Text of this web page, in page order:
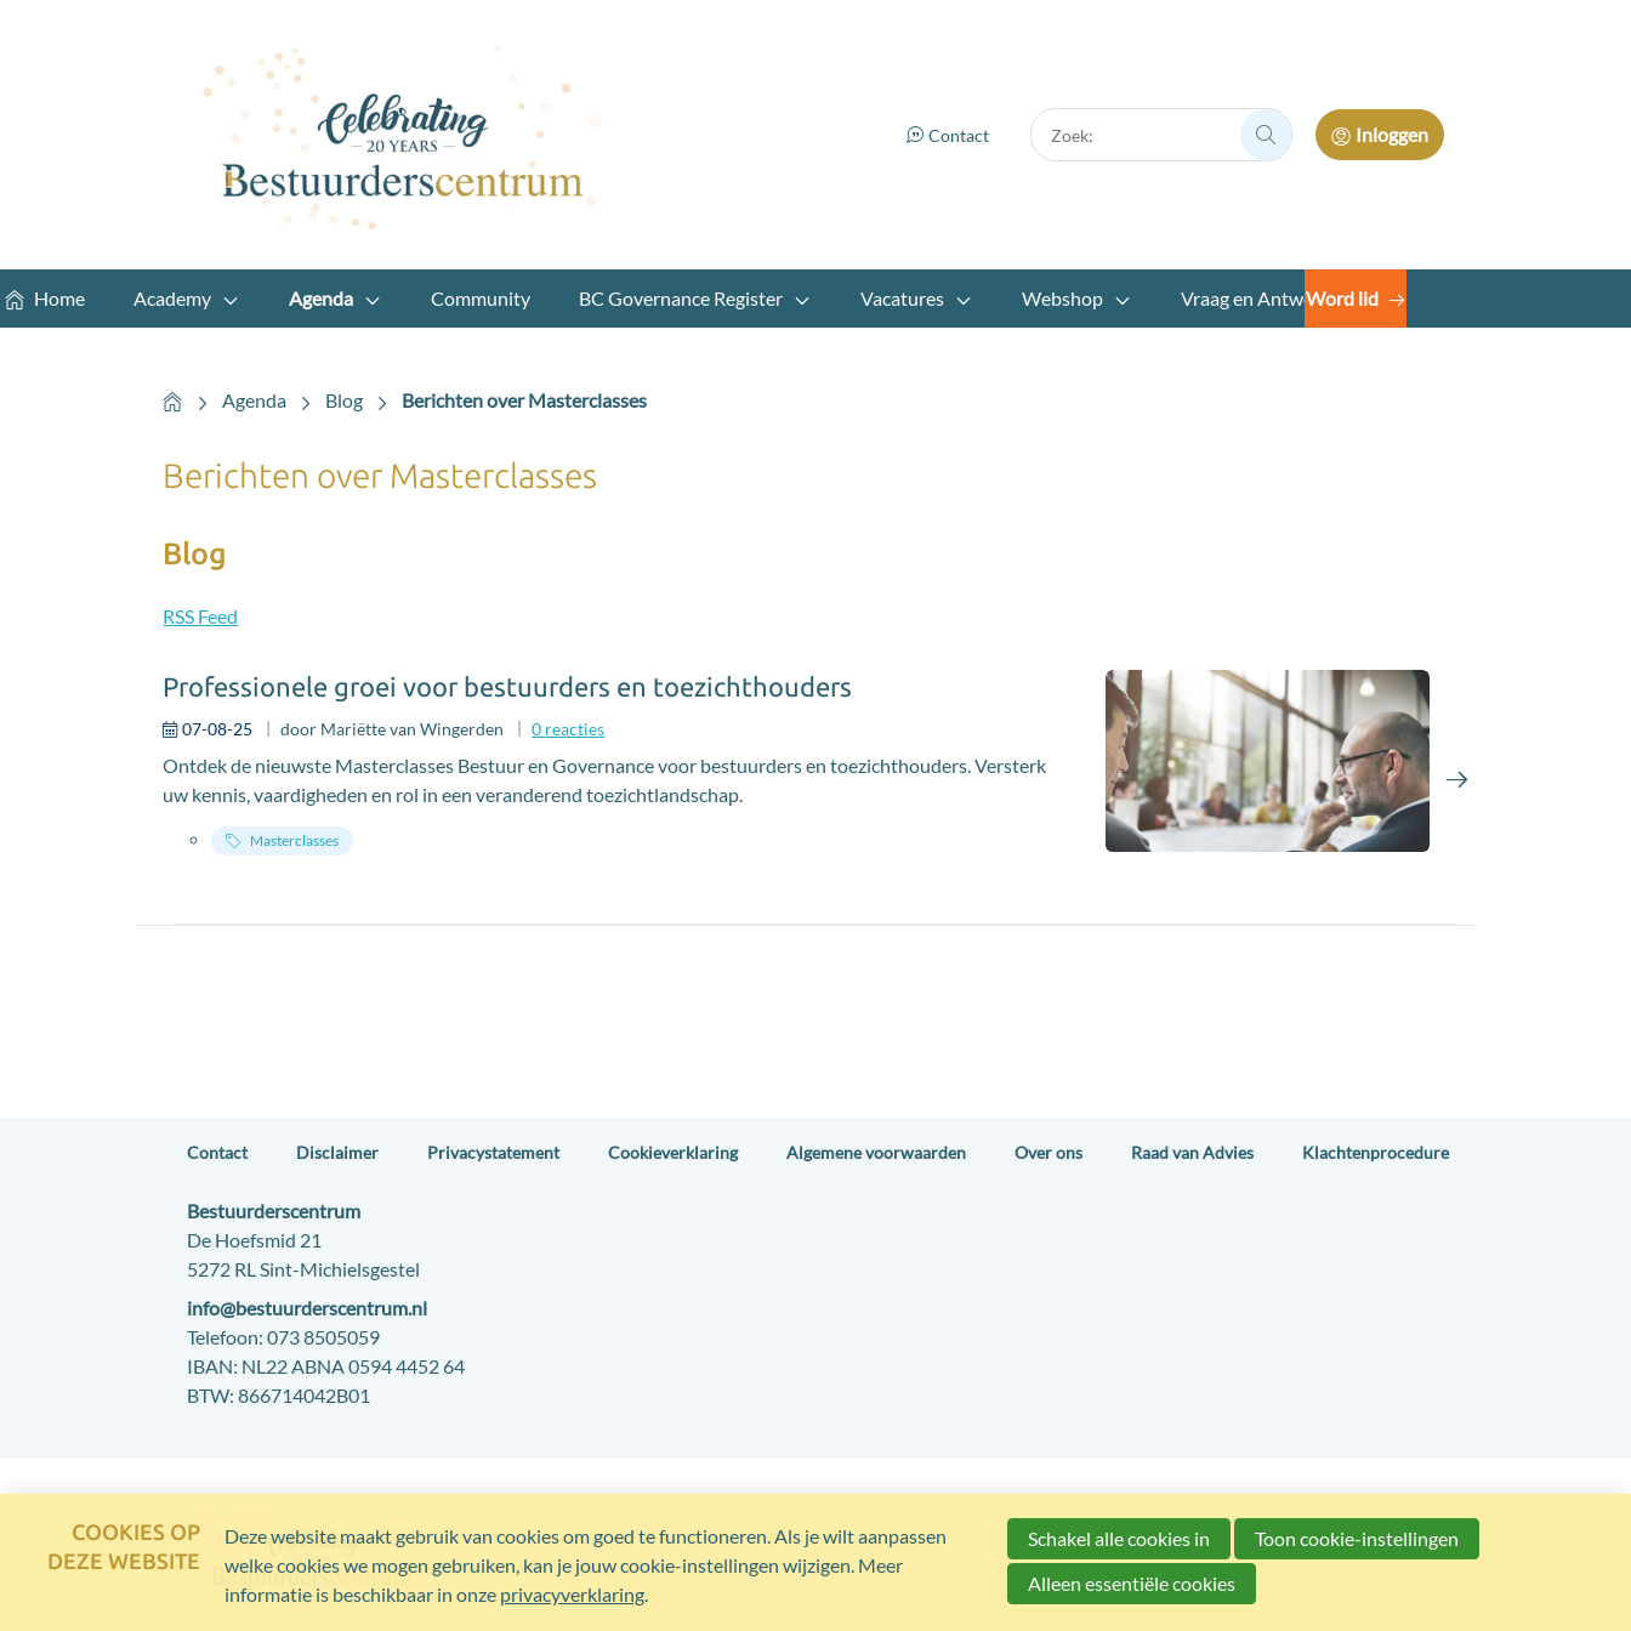
Contact
Zoek:
Zoek:
Inloggen
Home Academy Agenda Community BC Governance Register Vacatures Webshop Vraag en AntwoordWord lid
HomeAgenda Blog Berichten over Masterclasses
Berichten over Masterclasses
Blog
RSS Feed
Professionele groei voor bestuurders en toezichthouders
07-08-25 door Mariëtte van Wingerden 0 reacties
Ontdek de nieuwste Masterclasses Bestuur en Governance voor bestuurders en toezichthouders. Versterk
uw kennis, vaardigheden en rol in een veranderend toezichtlandschap.
Masterclasses
Contact Disclaimer Privacystatement Cookieverklaring Algemene voorwaarden Over ons Raad van Advies Klachtenprocedure
Contact:
Bestuurderscentrum
Adres:
De Hoefsmid 21
5272 RL Sint-Michielsgestel
E-
mail:
info@bestuurderscentrum.nl
Telefoon: 073 8505059
IBAN: NL22 ABNA 0594 4452 64
BTW: 866714042B01
© 2025 l Bestuurderscentrum
COOKIES OP
DEZE WEBSITE
Deze website maakt gebruik van cookies om goed te functioneren. Als je wilt aanpassen
welke cookies we mogen gebruiken, kan je jouw cookie-instellingen wijzigen. Meer
informatie is beschikbaar in onze privacyverklaring.
Schakel alle cookies in
Toon cookie-instellingen
Alleen essentiële cookies